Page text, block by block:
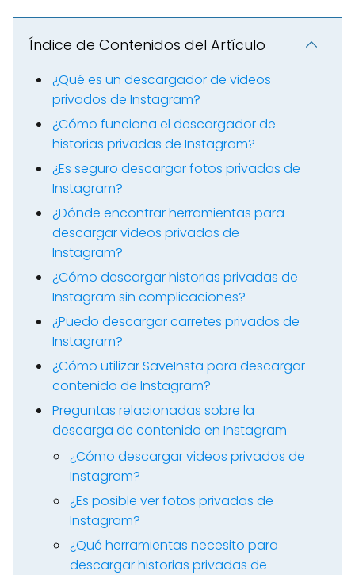
Índice de Contenidos del Artículo
¿Qué es un descargador de videos
privados de Instagram?
¿Cómo funciona el descargador de
historias privadas de Instagram?
¿Es seguro descargar fotos privadas de
Instagram?
¿Dónde encontrar herramientas para
descargar videos privados de
Instagram?
¿Cómo descargar historias privadas de
Instagram sin complicaciones?
¿Puedo descargar carretes privados de
Instagram?
¿Cómo utilizar SaveInsta para descargar
contenido de Instagram?
Preguntas relacionadas sobre la
descarga de contenido en Instagram
¿Cómo descargar videos privados de
Instagram?
¿Es posible ver fotos privadas de
Instagram?
¿Qué herramientas necesito para
descargar historias privadas de